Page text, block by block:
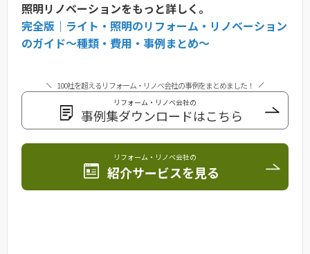
照明リノベーションをもっと詳しく。
完全版｜ライト・照明のリフォーム・リノベーション
のガイド〜種類・費用・事例まとめ〜
100社を超えるリフォーム・リノベ会社の事例をまとめました！
リフォーム・リノベ会社の
事例集ダウンロードはこちら
リフォーム・リノベ会社の
紹介サービスを見る